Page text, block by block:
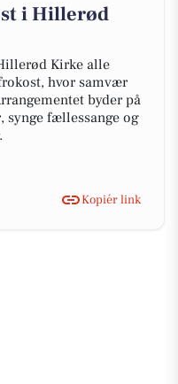
i Hillerød
Kirke alle
hvor samvær
byder på
fællessange og
Kopiér link